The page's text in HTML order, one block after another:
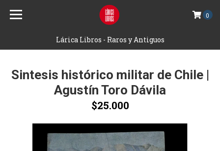
Lárica Libros - Raros y Antiguos
0
Sintesis histórico militar de Chile |
Agustín Toro Dávila
$25.000